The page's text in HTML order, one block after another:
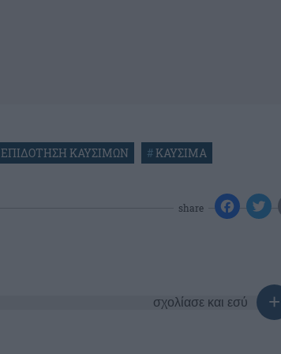
ΕΠΙΔΟΤΗΣΗ ΚΑΥΣΙΜΩΝ #ΚΑΥΣΙΜΑ
share
σχολίασε και εσύ